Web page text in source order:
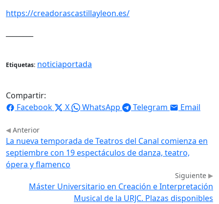
https://creadorascastillayleon.es/
Etiquetas: noticiaportada
Compartir:
Facebook
X WhatsApp Telegram Email
Anterior
La nueva temporada de Teatros del Canal comienza en
septiembre con 19 espectáculos de danza, teatro,
ópera y flamenco
Siguiente
Máster Universitario en Creación e Interpretación
Musical de la URJC. Plazas disponibles